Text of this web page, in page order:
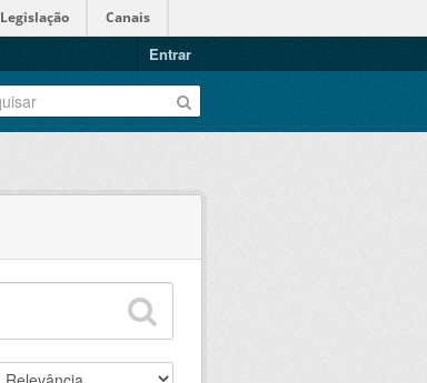
Legislação Canais
Entrar